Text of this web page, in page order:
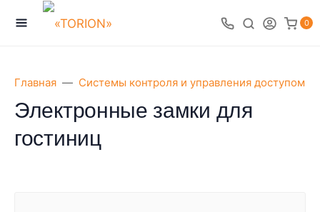
0
Главная Системы контроля и управления доступом
Электронные замки для
гостиниц